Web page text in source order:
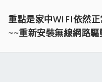
重點是家中WIFI依然
~~重新安裝無線網路